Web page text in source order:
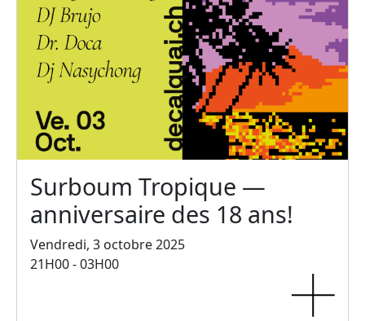
Surboum Tropique —
anniversaire des 18 ans!
Vendredi, 3 octobre 2025
21H00 - 03H00